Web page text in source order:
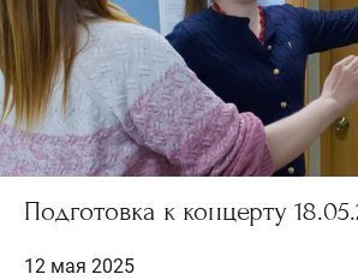
Подготовка к концерту
12 мая 2025